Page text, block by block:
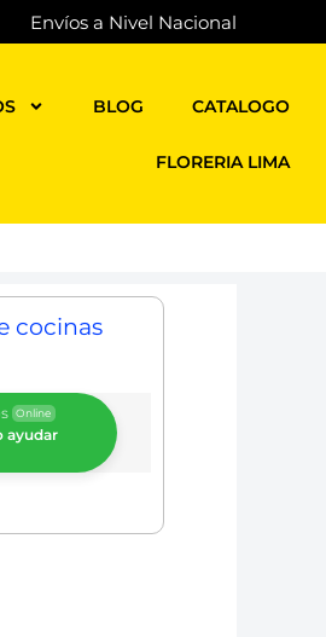
Envíos a Nivel Nacional
BLOG CATALOGO
FLORERIA LIMA
cocinas
Online
ayudar